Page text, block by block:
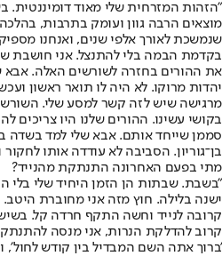
"הזהות המזרחית שלי מאוד דומיננטית.
מוצאים הרבה גוון ועומק בתרבות,
שנמשכת לאורך אלפי שנים, ואנחנו
בקדמת הבמה בלי להתנצל. אני חושבת
יהדות מרוקו. לא היה לו תואר ראשון
מרגישה שיש לזה קשר למסע שלי.
בקושי עשינו. ההורים שלנו היו צריכים
סממן שייחד אותם. אבא שלי למד בשדה
בן־גוריון. הסביבה לא עודדה אותו
מתי בפעם האחרונה התנתקת מהנייד?
"בשבת. שבתות הן הזמן היחיד שלי בלי
ישנה בלילה. חוץ מזה אני מחוברת היטב.
קרובה לנייד וחשה התקף חרדה קל.
קרוב להדלקת הנרות, אני מנסה
'ברוך אתה השם המבדיל בין קודש